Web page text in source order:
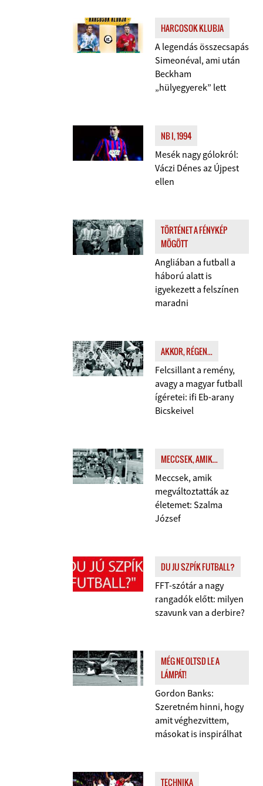
HARCOSOK KLUBJA
A legendás összecsapás
Simeonéval, ami után
Beckham
„hülyegyerek” lett
NB I, 1994
Mesék nagy gólokról:
Váczi Dénes az Újpest
ellen
TÖRTÉNET A FÉNYKÉP
MÖGÖTT
Angliában a futball a
háború alatt is
igyekezett a felszínen
maradni
AKKOR, RÉGEN...
Felcsillant a remény,
avagy a magyar futball
ígéretei: ifi Eb-arany
Bicskeivel
MECCSEK, AMIK...
Meccsek, amik
megváltoztatták az
életemet: Szalma
József
DU JU SZPÍK FUTBALL?
FFT-szótár a nagy
rangadók előtt: milyen
szavunk van a derbire?
MÉG NE OLTSD LE A
LÁMPÁT!
Gordon Banks:
Szeretném hinni, hogy
amit véghezvittem,
másokat is inspirálhat
TECHNIKA